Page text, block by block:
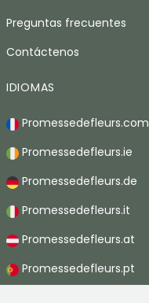
Preguntas frecuentes
Contáctenos
IDIOMAS
Promessedefleurs.com
Promessedefleurs.ie
Promessedefleurs.de
Promessedefleurs.it
Promessedefleurs.at
Promessedefleurs.pt